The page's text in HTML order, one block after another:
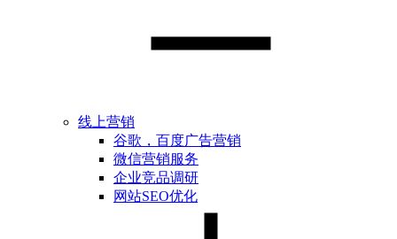
线上营销
谷歌，百度广告营销
微信营销服务
企业竞品调研
网站SEO优化